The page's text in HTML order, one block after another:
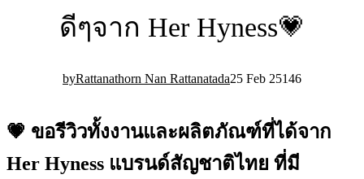
ดีๆจาก Her Hyness💗
Rattanathorn Nan Rattanatada25 Feb 25146
💗 ขอรีวิวทั้งงานและผลิตภัณฑ์ที่ได้จาก
Her Hyness แบรนด์สัญชาติไทย ที่มี